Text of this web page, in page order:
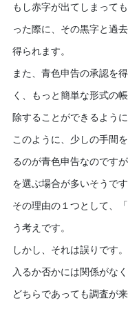
もし赤字が出てしまっても
った際に、その黒字と過
得られます。
また、青色申告の承認を
く、もっと簡単な形式の
除することができるように
このように、少しの手間
るのが青色申告なのです
を選ぶ場合が多いそうです
その理由の１つとして、
う考えです。
しかし、それは誤りです
入るか否かには関係がなく
どちらであっても調査が